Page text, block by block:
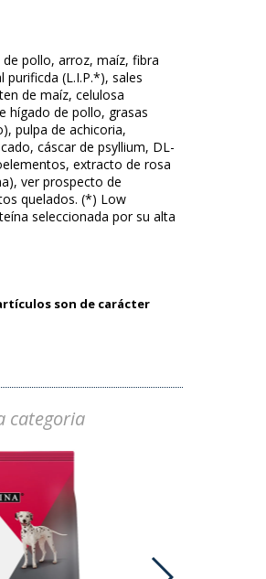
pollo, arroz, maíz, fibra
(L.I.P.*), sales
de maíz, celulosa
hígado de pollo, grasas
pulpa de achicoria,
cáscar de psyllium, DL-
extracto de rosa
ver prospecto de
quelados. (*) Low
seleccionada por su alta
son de carácter
categoria